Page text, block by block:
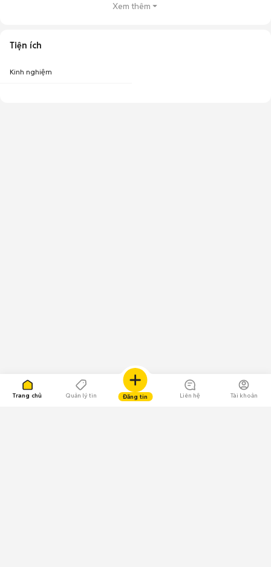
Trang chủ Quản lý tin Đăng tin Liên hệ Tài khoản
Xem thêm
Tiện ích
Kinh nghiệm